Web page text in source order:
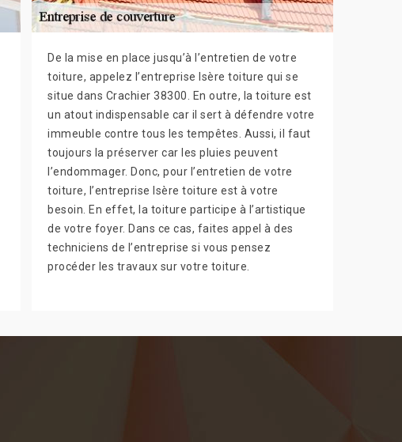
De la mise en place jusqu’à l’entretien de votre
toiture, appelez l’entreprise Isère toiture qui se
situe dans Crachier 38300. En outre, la toiture est
un atout indispensable car il sert à défendre votre
immeuble contre tous les tempêtes. Aussi, il faut
toujours la préserver car les pluies peuvent
l’endommager. Donc, pour l’entretien de votre
toiture, l’entreprise Isère toiture est à votre
besoin. En effet, la toiture participe à l’artistique
de votre foyer. Dans ce cas, faites appel à des
techniciens de l’entreprise si vous pensez
procéder les travaux sur votre toiture.